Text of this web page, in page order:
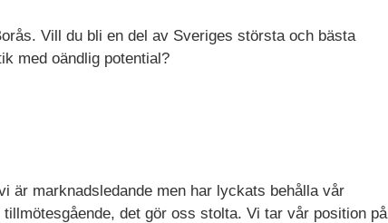
Vill du bli en del av Sveriges största och bästa
med oändlig potential?
är marknadsledande men har lyckats behålla vår
det gör oss stolta. Vi tar vår position på